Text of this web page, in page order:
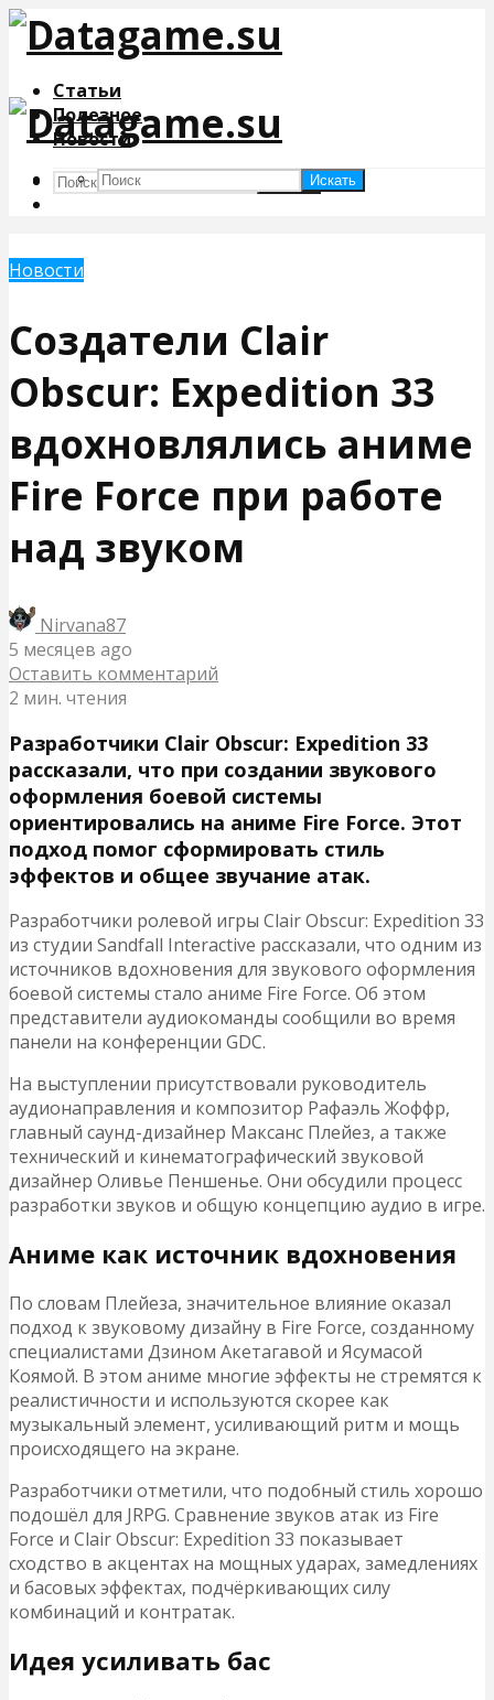
Статьи
Полезное
Новости
ИскатьИскать
Новости
Создатели Clair
Obscur: Expedition 33
вдохновлялись аниме
Fire Force при работе
над звуком
Nirvana87
5 месяцев ago
Оставить комментарий
2 мин. чтения
Разработчики Clair Obscur: Expedition 33
рассказали, что при создании звукового
оформления боевой системы
ориентировались на аниме Fire Force. Этот
подход помог сформировать стиль
эффектов и общее звучание атак.
Разработчики ролевой игры Clair Obscur: Expedition 33
из студии Sandfall Interactive рассказали, что одним из
источников вдохновения для звукового оформления
боевой системы стало аниме Fire Force. Об этом
представители аудиокоманды сообщили во время
панели на конференции GDC.
На выступлении присутствовали руководитель
аудионаправления и композитор Рафаэль Жоффр,
главный саунд-дизайнер Максанс Плейез, а также
технический и кинематографический звуковой
дизайнер Оливье Пеншенье. Они обсудили процесс
разработки звуков и общую концепцию аудио в игре.
Аниме как источник вдохновения
По словам Плейеза, значительное влияние оказал
подход к звуковому дизайну в Fire Force, созданному
специалистами Дзином Акетагавой и Ясумасой
Коямой. В этом аниме многие эффекты не стремятся к
реалистичности и используются скорее как
музыкальный элемент, усиливающий ритм и мощь
происходящего на экране.
Разработчики отметили, что подобный стиль хорошо
подошёл для JRPG. Сравнение звуков атак из Fire
Force и Clair Obscur: Expedition 33 показывает
сходство в акцентах на мощных ударах, замедлениях
и басовых эффектах, подчёркивающих силу
комбинаций и контратак.
Идея усиливать бас